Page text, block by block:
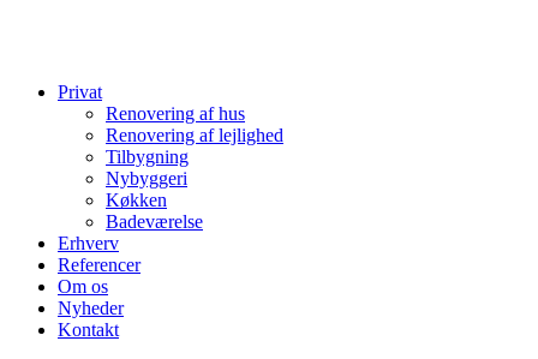
Privat
Renovering af hus
Renovering af lejlighed
Tilbygning
Nybyggeri
Køkken
Badeværelse
Erhverv
Referencer
Om os
Nyheder
Kontakt